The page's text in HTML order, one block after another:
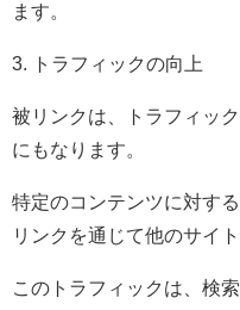
ます。
3. トラフィックの向上
被リンクは、トラフィッ
にもなります。
特定のコンテンツに対す
リンクを通じて他のサイ
このトラフィックは、検